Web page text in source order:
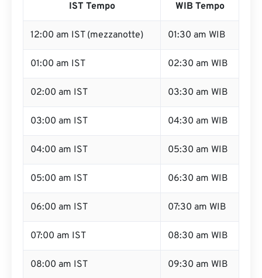
IST Tempo WIB Tempo
12:00 am IST (mezzanotte) 01:30 am WIB
01:00 am IST 02:30 am WIB
02:00 am IST 03:30 am WIB
03:00 am IST 04:30 am WIB
04:00 am IST 05:30 am WIB
05:00 am IST 06:30 am WIB
06:00 am IST 07:30 am WIB
07:00 am IST 08:30 am WIB
08:00 am IST 09:30 am WIB